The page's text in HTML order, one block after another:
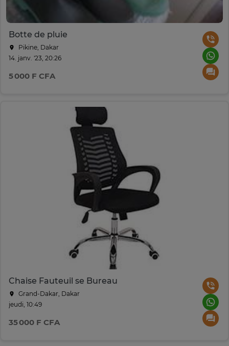
Botte de pluie
Pikine, Dakar
14. janv. '23, 20:26
5 000 F CFA
Chaise Fauteuil se Bureau
Grand-Dakar, Dakar
jeudi, 10:49
35 000 F CFA